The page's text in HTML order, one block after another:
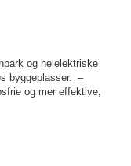
og helelektriske
byggeplasser. –
og mer effektive,